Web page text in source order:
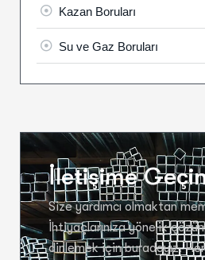
Kazan Boruları
Su ve Gaz Boruları
İletişime
Size yardımcı olmaktan
İhtiyaçlarınıza yönelik
dinlemek için buradayız.